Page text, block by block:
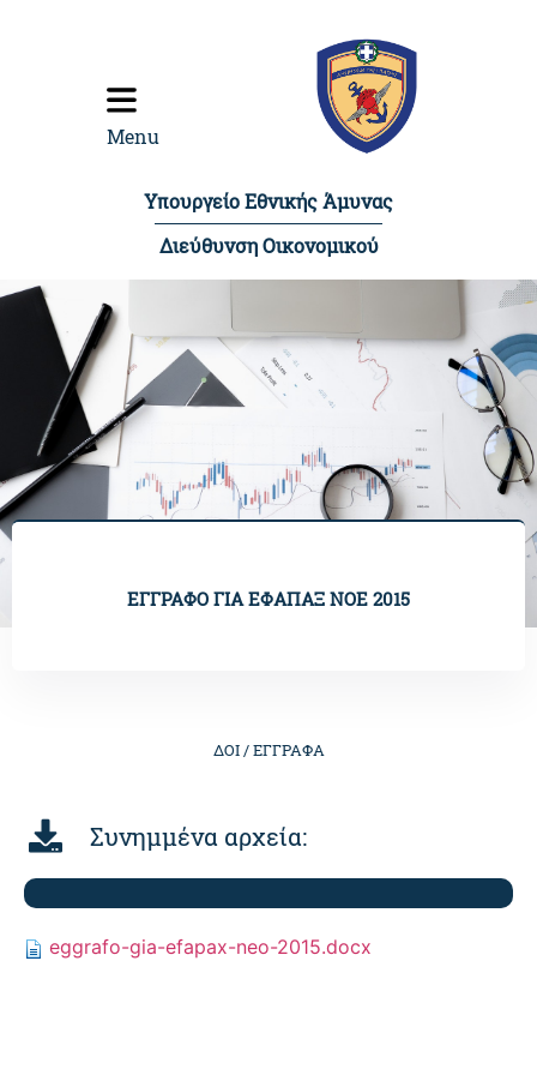
Menu
Υπουργείο Εθνικής Άμυνας
Διεύθυνση Οικονομικού
ΕΓΓΡΑΦΟ ΓΙΑ ΕΦΑΠΑΞ ΝΟΕ 2015
ΔΟΙ /ΕΓΓΡΑΦΑ
Συνημμένα αρχεία:
eggrafo-gia-efapax-neo-2015.docx